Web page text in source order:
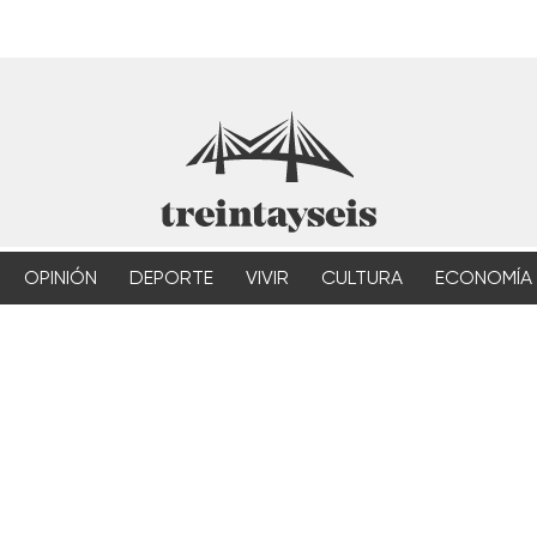
OPINIÓN DEPORTE VIVIR CULTURA ECONOMÍA